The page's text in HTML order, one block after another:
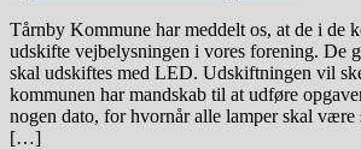
Tårnby Kommune har meddelt os, at de i de
udskifte vejbelysningen i vores forening. De
skal udskiftes med LED. Udskiftningen vil
kommunen har mandskab til at udføre
nogen dato, for hvornår alle lamper skal være
[…]